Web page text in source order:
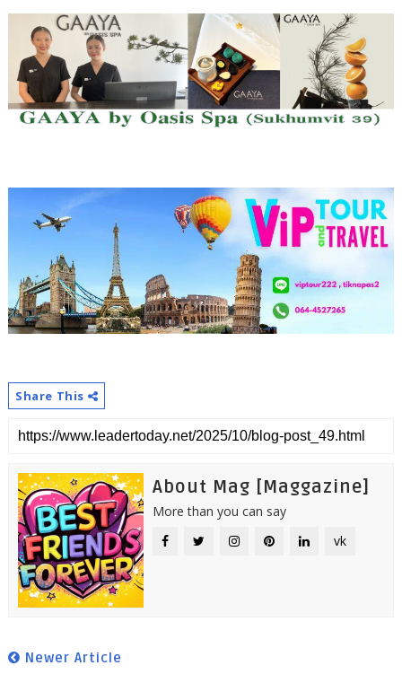
Share This
About Mag [Maggazine]
More than you can say
vk
Newer Article